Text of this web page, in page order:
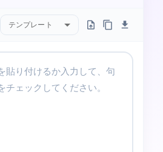
テンプレート